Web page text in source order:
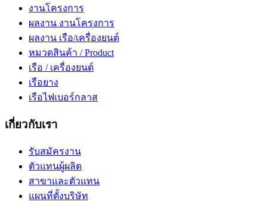
งานโครงการ
ผลงาน งานโครงการ
ผลงาน เรือ/เครื่องยนต์
หมวดสินค้า / Product
เรือ / เครื่องยนต์
เรือยาง
เรือไฟเบอร์กลาส
เกี่ยวกับเรา
รับสมัครงาน
ตัวแทนผู้ผลิต
สาขาและตัวแทน
แผนที่ตั้งบริษัท